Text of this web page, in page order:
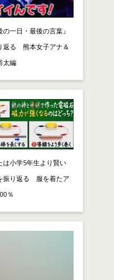
の一日・最後の言葉』
返る 熊本女子アナ＆
太編
は小学5年生より賢い
振り返る 服を着たア
％